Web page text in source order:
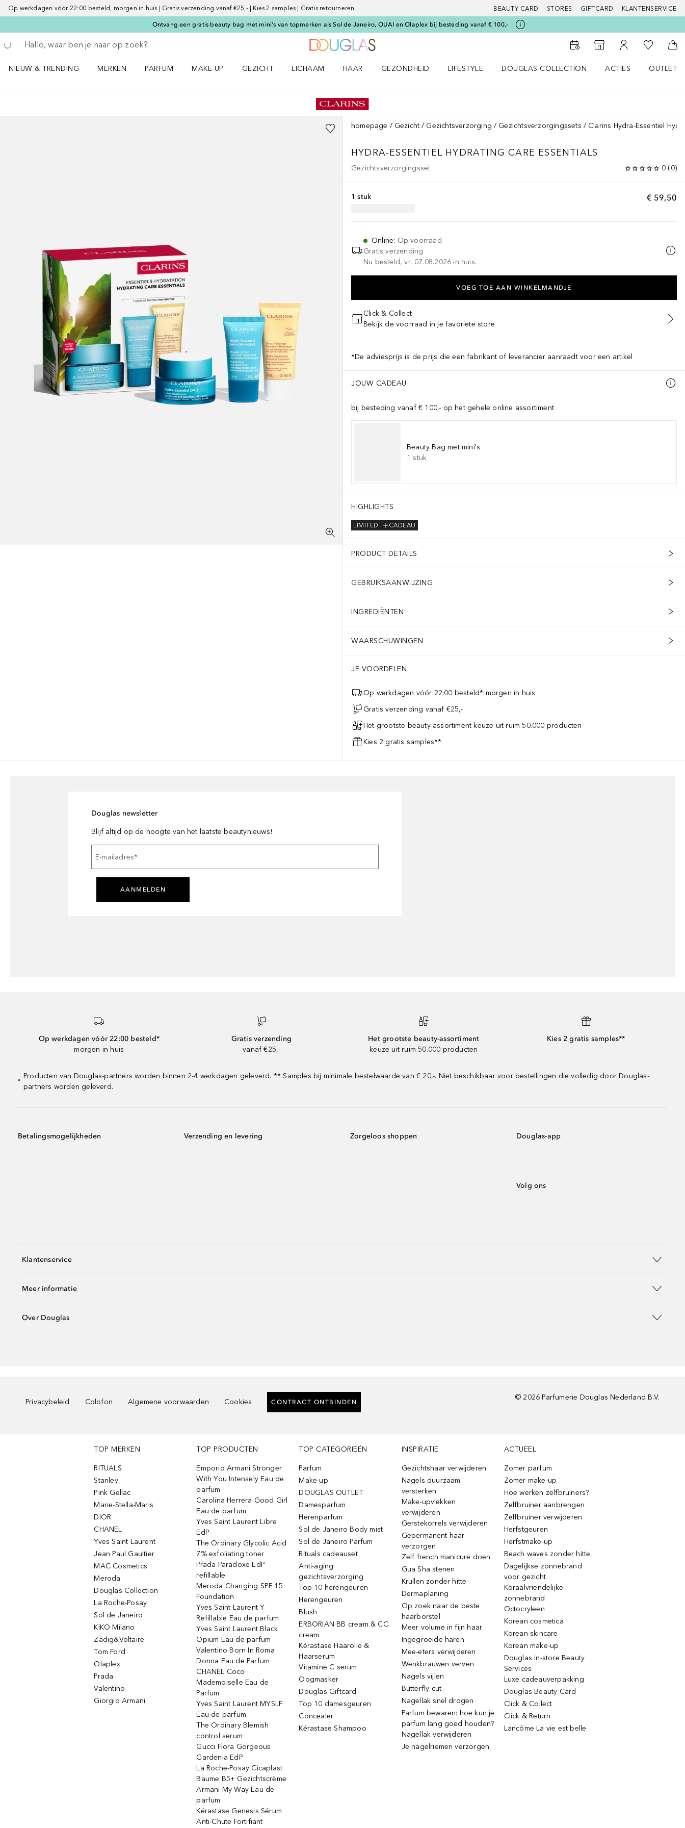
Op werkdagen vóór 22:00 besteld, morgen in huis | Gratis verzending vanaf €25,- | Kies 2 samples | Gratis retourneren BEAUTY CARD STORES GIFTCARD KLANTENSERVICE
Ontvang een gratis beauty bag met mini's van topmerken als Sol de Janeiro, OUAI en Olaplex bij besteding vanaf € 100,-
Ga terug
Zoekopdracht uitvoeren
Naar StorefinderNaar Mijn Account
Naar Mijn
NIEUW & TRENDING
MERKEN
PARFUM
MAKE-UP
GEZICHT
LICHAAM
HAAR
GEZONDHEID
LIFESTYLE
DOUGLAS COLLECTION
ACTIES
OUTLET
homepage Gezicht Gezichtsverzorging Gezichtsverzorgingssets Clarins Hydra-Essentiel
HYDRA-ESSENTIEL HYDRATING CARE ESSENTIALS
Gezichtsverzorgingsset 0 (0)
€ 59,50
1 stuk
Online: Op voorraad
Gratis verzending
Nu besteld, vr, 07.08.2026 in huis.
VOEG TOE AAN WINKELMANDJE
Click & Collect
Bekijk de voorraad in je favoriete store
*De adviesprijs is de prijs die een fabrikant of leverancier aanraadt voor een artikel
JOUW CADEAU
bij besteding vanaf € 100,- op het gehele online assortiment
Beauty Bag met mini's
1 stuk
HIGHLIGHTS
CADEAU
LIMITED
PRODUCT DETAILS
GEBRUIKSAANWIJZING
INGREDIËNTEN
WAARSCHUWINGEN
JE VOORDELEN
Op werkdagen vóór 22:00 besteld* morgen in huis
Gratis verzending vanaf €25,-
Het grootste beauty-assortiment keuze uit ruim 50.000 producten
Kies 2 gratis samples**
Douglas newsletter
Blijf altijd op de hoogte van het laatste beautynieuws!
E-mailadres*
AANMELDEN
Op werkdagen vóór 22:00 besteld*
morgen in huis
Gratis verzending
vanaf €25,-
Het grootste beauty-assortiment
keuze uit ruim 50.000 producten
Kies 2 gratis samples**
*
Producten van Douglas-partners worden binnen 2-4 werkdagen geleverd. ** Samples bij minimale bestelwaarde van € 20,-. Niet beschikbaar voor bestellingen die volledig door Douglas-
partners worden geleverd.
Betalingsmogelijkheden Verzending en levering Zorgeloos shoppen Douglas-app
Volg ons
Klantenservice
Meer informatie
Over Douglas
Privacybeleid Colofon Algemene voorwaarden Cookies CONTRACT ONTBINDEN
© 2026 Parfumerie Douglas Nederland B.V.
TOP MERKEN
RITUALS
Stanley
Pink Gellac
Marie-Stella-Maris
DIOR
CHANEL
Yves Saint Laurent
Jean Paul Gaultier
MAC Cosmetics
Meroda
Douglas Collection
La Roche-Posay
Sol de Janeiro
KIKO Milano
Zadig&Voltaire
Tom Ford
Olaplex
Prada
Valentino
Giorgio Armani
TOP PRODUCTEN
Emporio Armani Stronger
With You Intensely Eau de
parfum
Carolina Herrera Good Girl
Eau de parfum
Yves Saint Laurent Libre
EdP
The Ordinary Glycolic Acid
7% exfoliating toner
Prada Paradoxe EdP
refillable
Meroda Changing SPF 15
Foundation
Yves Saint Laurent Y
Refillable Eau de parfum
Yves Saint Laurent Black
Opium Eau de parfum
Valentino Born In Roma
Donna Eau de Parfum
CHANEL Coco
Mademoiselle Eau de
Parfum
Yves Saint Laurent MYSLF
Eau de parfum
The Ordinary Blemish
control serum
Gucci Flora Gorgeous
Gardenia EdP
La Roche-Posay Cicaplast
Baume B5+ Gezichtscrème
Armani My Way Eau de
parfum
Kérastase Genesis Sérum
Anti-Chute Fortifiant
TOP CATEGORIEËN
Parfum
Make-up
DOUGLAS OUTLET
Damesparfum
Herenparfum
Sol de Janeiro Body mist
Sol de Janeiro Parfum
Rituals cadeauset
Anti-aging
gezichtsverzorging
Top 10 herengeuren
Herengeuren
Blush
ERBORIAN BB cream & CC
cream
Kérastase Haarolie &
Haarserum
Vitamine C serum
Oogmasker
Douglas Giftcard
Top 10 damesgeuren
Concealer
Kérastase Shampoo
INSPIRATIE
Gezichtshaar verwijderen
Nagels duurzaam
versterken
Make-upvlekken
verwijderen
Gerstekorrels verwijderen
Gepermanent haar
verzorgen
Zelf french manicure doen
Gua Sha stenen
Krullen zonder hitte
Dermaplaning
Op zoek naar de beste
haarborstel
Meer volume in fijn haar
Ingegroeide haren
Mee-eters verwijderen
Wenkbrauwen verven
Nagels vijlen
Butterfly cut
Nagellak snel drogen
Parfum bewaren: hoe kun je
parfum lang goed houden?
Nagellak verwijderen
Je nagelriemen verzorgen
ACTUEEL
Zomer parfum
Zomer make-up
Hoe werken zelfbruiners?
Zelfbruiner aanbrengen
Zelfbruiner verwijderen
Herfstgeuren
Herfstmake-up
Beach waves zonder hitte
Dagelijkse zonnebrand
voor gezicht
Koraalvriendelijke
zonnebrand
Octocryleen
Korean cosmetica
Korean skincare
Korean make-up
Douglas in-store Beauty
Services
Luxe cadeauverpakking
Douglas Beauty Card
Click & Collect
Click & Return
Lancôme La vie est belle